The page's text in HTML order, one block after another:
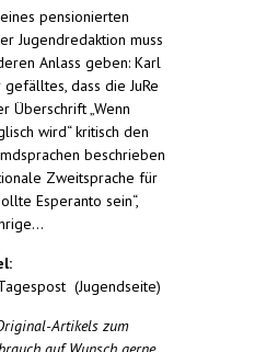
pensionierten
Jugendredaktion muss
Anlass geben: Karl
dass die JuRe
Überschrift „Wenn
wird“ kritisch den
beschrieben
Zweitsprache für
Esperanto sein“,
(Jugendseite)
Artikels zum